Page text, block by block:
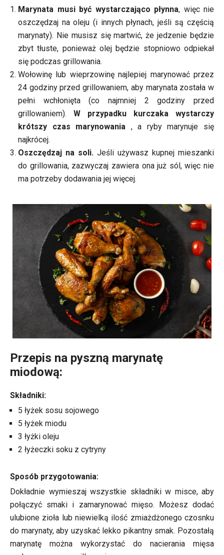
Marynata musi być wystarczająco płynna, więc nie
oszczędzaj na oleju (i innych płynach, jeśli są częścią
marynaty). Nie musisz się martwić, że jedzenie będzie
zbyt tłuste, ponieważ olej będzie stopniowo odpiekał
się podczas grillowania.
Wołowinę lub wieprzowinę najlepiej marynować przez
24 godziny przed grillowaniem, aby marynata została w
pełni wchłonięta (co najmniej 2 godziny przed
grillowaniem). W przypadku kurczaka wystarczy
krótszy czas marynowania , a ryby marynuje się
najkrócej.
Oszczędzaj na soli. Jeśli używasz kupnej mieszanki
do grillowania, zazwyczaj zawiera ona już sól, więc nie
ma potrzeby dodawania jej więcej.
Przepis na pyszną marynatę
miodową:
Składniki:
5 łyżek sosu sojowego
5 łyżek miodu
3 łyżki oleju
2 łyżeczki soku z cytryny
Sposób przygotowania:
Dokładnie wymieszaj wszystkie składniki w misce, aby
połączyć smaki i zamarynować mięso. Możesz dodać
ulubione zioła lub niewielką ilość zmiażdżonego czosnku
do marynaty, aby uzyskać lekko pikantny smak. Pozostałą
marynatę można wykorzystać do nacierania mięsa